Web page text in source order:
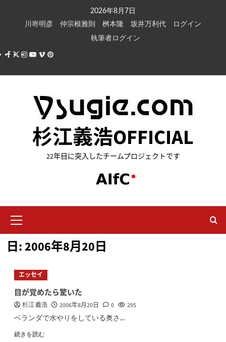
キ
2026年8月7日
川嵜明彦
仲宗根雅則 桝本隆 坂井万利代
ログイン
執筆者ログイン
Facebook
X Instagram
Youtube
VimeoPinterest
杉江義浩OFFICIAL
22年目に突入したチームプロジェクトです
イ
ン
メ
ー
日:2006年8月20日
エッセイ
目が覚めたら驚いた
杉江 義浩 2006年8月20日 0 295
ベランダで水やりをしている奥さ...
続きを読む